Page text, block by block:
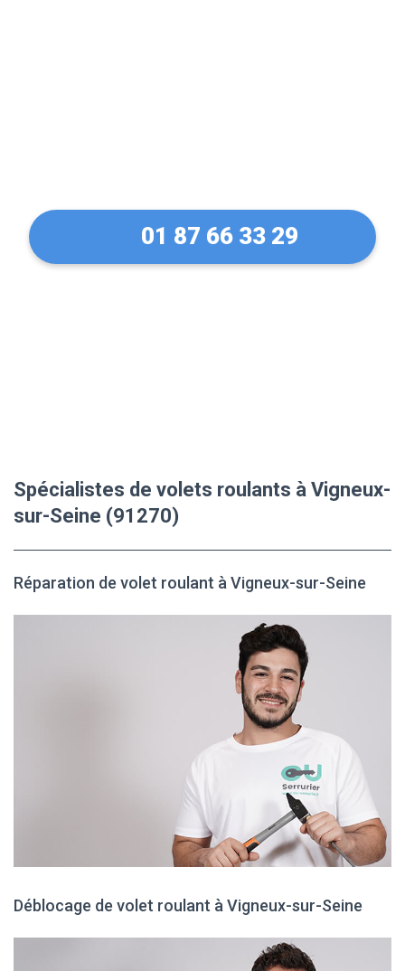
01 87 66 33 29
Spécialistes de volets roulants à Vigneux-
sur-Seine (91270)
Réparation de volet roulant à Vigneux-sur-Seine
Déblocage de volet roulant à Vigneux-sur-Seine